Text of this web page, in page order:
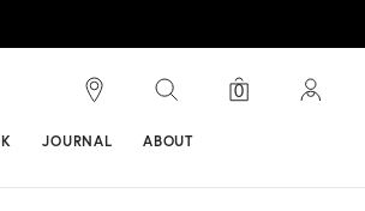
0
JOURNAL ABOUT